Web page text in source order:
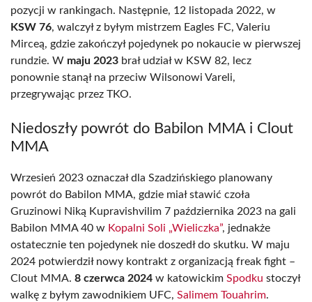
pozycji w rankingach. Następnie, 12 listopada 2022, w
KSW 76, walczył z byłym mistrzem Eagles FC, Valeriu
Mirceą, gdzie zakończył pojedynek po nokaucie w pierwszej
rundzie. W maju 2023 brał udział w KSW 82, lecz
ponownie stanął na przeciw Wilsonowi Vareli,
przegrywając przez TKO.
Niedoszły powrót do Babilon MMA i Clout
MMA
Wrzesień 2023 oznaczał dla Szadzińskiego planowany
powrót do Babilon MMA, gdzie miał stawić czoła
Gruzinowi Niką Kupravishvilim 7 października 2023 na gali
Babilon MMA 40 w Kopalni Soli „Wieliczka”, jednakże
ostatecznie ten pojedynek nie doszedł do skutku. W maju
2024 potwierdził nowy kontrakt z organizacją freak fight –
Clout MMA. 8 czerwca 2024 w katowickim Spodku stoczył
walkę z byłym zawodnikiem UFC, Salimem Touahrim.